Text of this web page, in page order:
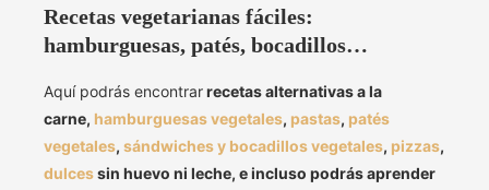
Recetas vegetarianas fáciles:
hamburguesas, patés, bocadillos…
Aquí podrás encontrarrecetas alternativas a la
carne, hamburguesas vegetales, pastas, patés
vegetales, sándwiches y bocadillos vegetales, pizzas,
dulcessin huevo ni leche, e incluso podrás aprender